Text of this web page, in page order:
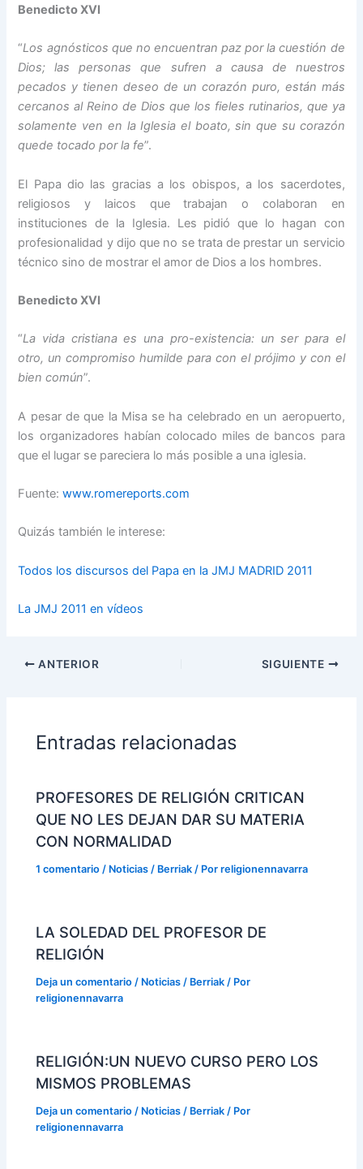
Benedicto XVI
“Los agnósticos que no encuentran paz por la cuestión de
Dios; las personas que sufren a causa de nuestros
pecados y tienen deseo de un corazón puro, están más
cercanos al Reino de Dios que los fieles rutinarios, que ya
solamente ven en la Iglesia el boato, sin que su corazón
quede tocado por la fe”.
El Papa dio las gracias a los obispos, a los sacerdotes,
religiosos y laicos que trabajan o colaboran en
instituciones de la Iglesia. Les pidió que lo hagan con
profesionalidad y dijo que no se trata de prestar un servicio
técnico sino de mostrar el amor de Dios a los hombres.
Benedicto XVI
“La vida cristiana es una pro-existencia: un ser para el
otro, un compromiso humilde para con el prójimo y con el
bien común”.
A pesar de que la Misa se ha celebrado en un aeropuerto,
los organizadores habían colocado miles de bancos para
que el lugar se pareciera lo más posible a una iglesia.
Fuente:www.romereports.com
Quizás también le interese:
Todos los discursos del Papa en la JMJ MADRID 2011
La JMJ 2011 en vídeos
ANTERIOR SIGUIENTE
Entradas relacionadas
PROFESORES DE RELIGIÓN CRITICAN
QUE NO LES DEJAN DAR SU MATERIA
CON NORMALIDAD
1 comentario / Noticias / Berriak / Porreligionennavarra
LA SOLEDAD DEL PROFESOR DE
RELIGIÓN
Deja un comentario / Noticias / Berriak / Por
religionennavarra
RELIGIÓN:UN NUEVO CURSO PERO LOS
MISMOS PROBLEMAS
Deja un comentario / Noticias / Berriak / Por
religionennavarra